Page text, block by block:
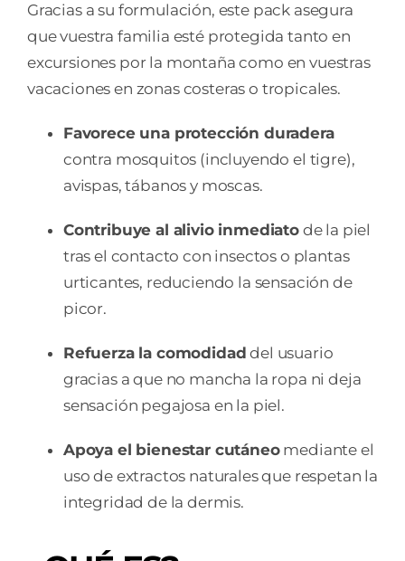
Gracias a su formulación, este pack asegura
que vuestra familia esté protegida tanto en
excursiones por la montaña como en vuestras
vacaciones en zonas costeras o tropicales.
Favorece una protección duradera
contra mosquitos (incluyendo el tigre),
avispas, tábanos y moscas.
Contribuye al alivio inmediatode la piel
tras el contacto con insectos o plantas
urticantes, reduciendo la sensación de
picor.
Refuerza la comodidad del usuario
gracias a que no mancha la ropa ni deja
sensación pegajosa en la piel.
Apoya el bienestar cutáneomediante el
uso de extractos naturales que respetan la
integridad de la dermis.